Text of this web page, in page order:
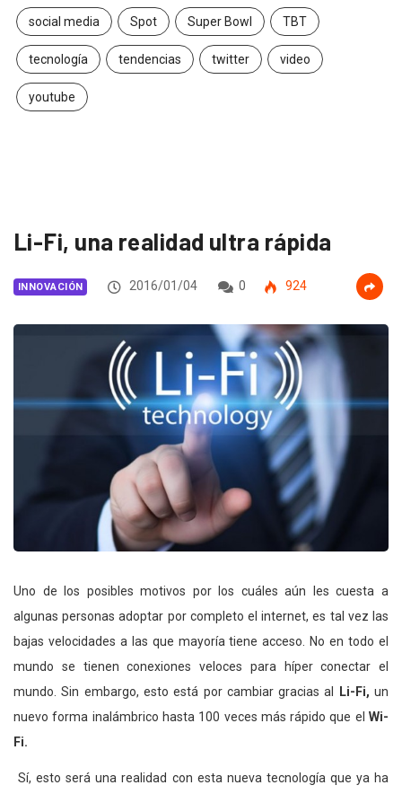
social media Spot Super Bowl TBT
tecnología tendencias twitter video
youtube
Li-Fi, una realidad ultra rápida
INNOVACIÓN 2016/01/04 0 924
Uno de los posibles motivos por los cuáles aún les cuesta a
algunas personas adoptar por completo el internet, es tal vez las
bajas velocidades a las que mayoría tiene acceso. No en todo el
mundo se tienen conexiones veloces para híper conectar el
mundo. Sin embargo, esto está por cambiar gracias al
Li-Fi, un
nuevo forma inalámbrico hasta 100 veces más rápido que el Wi-
Fi.
Sí, esto será una realidad con esta nueva tecnología que ya ha